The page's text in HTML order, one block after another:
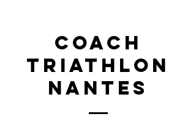
Coach
triathlon
nantes